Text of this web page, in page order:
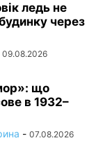
ледь не
через
09.08.2026
що
в 1932–
- 07.08.2026